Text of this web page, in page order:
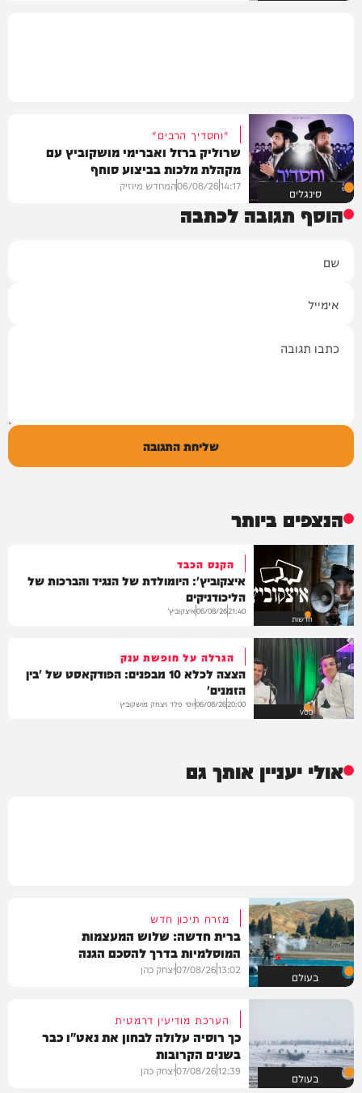
סינגלים
"וחסדיך הרבים"
שרוליק ברזל ואברימי מושקוביץ עם
מקהלת מלכות בביצוע סוחף
14:17
06/08/26המחדש מיוזיק
הוסף תגובה לכתבה
שליחת התגובה
הנצפים ביותר
חדשות
הקנס הכבד
איצקוביץ': היומולדת של הנגיד והברכות של
הליכודניקים
21:40
06/08/26איצקוביץ'
VOD
הגרלה על חופשת ענק
הצצה לכלא 10 מבפנים: הפודקאסט של 'בין
הזמנים'
20:00
06/08/26יוסי פלד ויצחק מושקוביץ
אולי יעניין אותך גם
בעולם
מזרח תיכון חדש
ברית חדשה: שלוש המעצמות
המוסלמיות בדרך להסכם הגנה
13:02
07/08/26יצחק כהן
בעולם
הערכת מודיעין דרמטית
כך רוסיה עלולה לבחון את נאט"ו כבר
בשנים הקרובות
12:39
07/08/26יצחק כהן